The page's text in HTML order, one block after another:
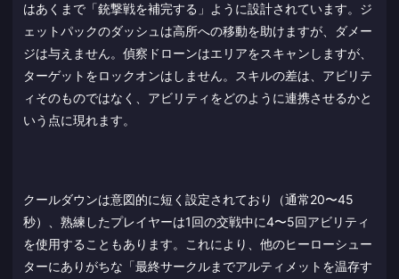
はあくまで「銃撃戦を補完する」ように設計されています。ジ
ェットパックのダッシュは高所への移動を助けますが、ダメー
ジは与えません。偵察ドローンはエリアをスキャンしますが、
ターゲットをロックオンはしません。スキルの差は、アビリテ
ィそのものではなく、アビリティをどのように連携させるかと
いう点に現れます。
クールダウンは意図的に短く設定されており（通常20〜45
秒）、熟練したプレイヤーは1回の交戦中に4〜5回アビリティ
を使用することもあります。これにより、他のヒーローシュー
ターにありがちな「最終サークルまでアルティメットを温存す